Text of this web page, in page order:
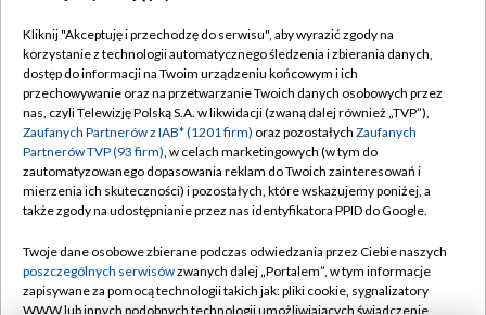
TVP
Abonament TVP
Emisja w TVP
Centrum informacji TVP
Naziemna Telewizja Cyfrowa
Rada Programowa
System NOS
Regulamin TVP
Polityka prywatności
Moje zgody
Pomoc
Kontakt
Kliknij "Akceptuję i przechodzę do serwisu", aby wyrazić zgody na
korzystanie z technologii automatycznego śledzenia i zbierania danych,
dostęp do informacji na Twoim urządzeniu końcowym i ich
przechowywanie oraz na przetwarzanie Twoich danych osobowych przez
nas, czyli Telewizję Polską S.A. w likwidacji (zwaną dalej również „TVP”),
Zaufanych Partnerów z IAB* (1201 firm) oraz pozostałych Zaufanych
Partnerów TVP (93 firm), w celach marketingowych (w tym do
zautomatyzowanego dopasowania reklam do Twoich zainteresowań i
mierzenia ich skuteczności) i pozostałych, które wskazujemy poniżej, a
także zgody na udostępnianie przez nas identyfikatora PPID do Google.
Twoje dane osobowe zbierane podczas odwiedzania przez Ciebie naszych
poszczególnych serwisówzwanych dalej „Portalem”, w tym informacje
zapisywane za pomocą technologii takich jak: pliki cookie, sygnalizatory
WWW lub innych podobnych technologii umożliwiających świadczenie